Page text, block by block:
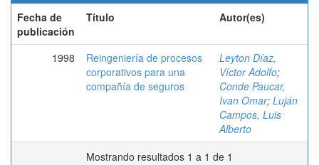
Fecha de
publicación
Título Autor(es)
1998
Reingeniería de procesos
corporativos para una
compañía de seguros
Leyton Díaz,
Víctor Adolfo;
Conde Paucar,
Ivan Omar; Luján
Campos, Luis
Alberto
Mostrando resultados 1 a 1 de 1